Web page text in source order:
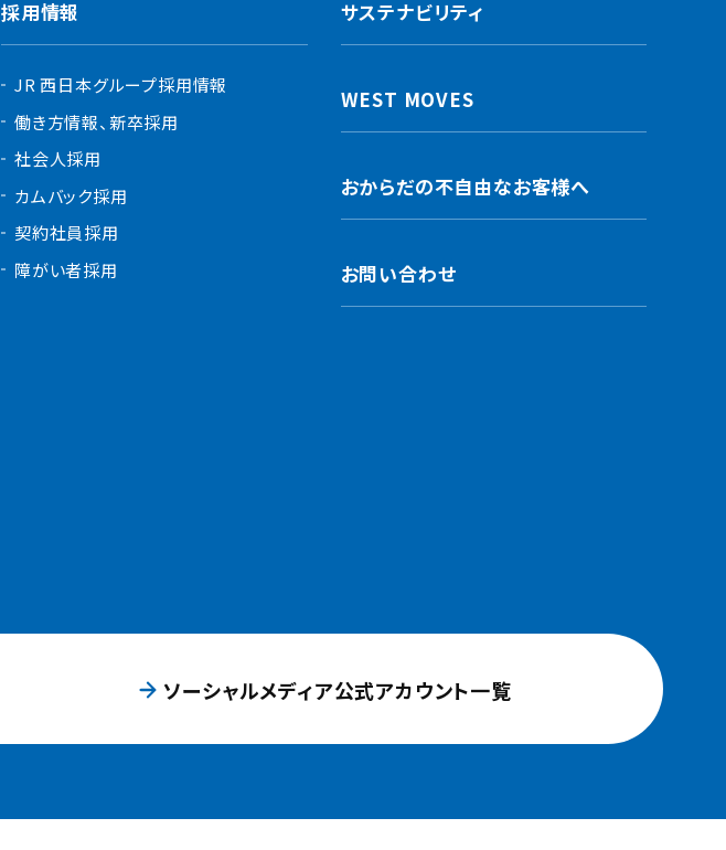
採用情報
JR 西日本グループ採用情報
働き方情報、新卒採用
社会人採用
カムバック採用
契約社員採用
障がい者採用
サステナビリティ
WEST MOVES
おからだの不自由なお客様へ
お問い合わせ
ソーシャルメディア公式アカウント一覧